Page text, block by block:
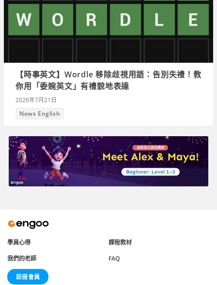
【時事英文】Wordle 移除歧視用語：告別失禮！教
你用「委婉英文」有禮貌地表達
2026年7月21日
News English
學員心得
課程教材
我們的老師
FAQ
註冊會員